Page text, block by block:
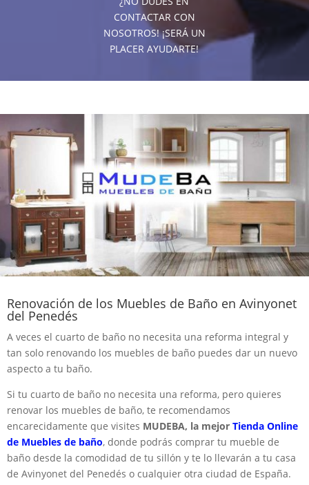
CONTACTAR CON
NOSOTROS! ¡SERÁ UN
PLACER AYUDARTE!
Renovación de los Muebles de Baño en Avinyonet
del Penedés
A veces el cuarto de baño no necesita una reforma integral y
tan solo renovando los muebles de baño puedes dar un nuevo
aspecto a tu baño.
Si tu cuarto de baño no necesita una reforma, pero quieres
renovar los muebles de baño, te recomendamos
encarecidamente que visites MUDEBA, la mejor Tienda Online
de Muebles de baño, donde podrás comprar tu mueble de
baño desde la comodidad de tu sillón y te lo llevarán a tu casa
de Avinyonet del Penedés o cualquier otra ciudad de España.